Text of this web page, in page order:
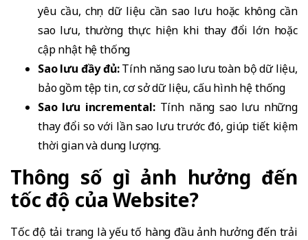
yêu cầu, chọn dữ liệu cần sao lưu hoặc không cần
sao lưu, thường thực hiện khi thay đổi lớn hoặc
cập nhật hệ thống
Sao lưu đầy đủ:Tính năng sao lưu toàn bộ dữ liệu,
bảo gồm tệp tin, cơ sở dữ liệu, cấu hình hệ thống
Sao lưu incremental:Tính năng sao lưu những
thay đổi so với lần sao lưu trước đó, giúp tiết kiệm
thời gian và dung lượng.
Thông số gì ảnh hưởng đến
tốc độ của Website?
Tốc độ tải trang là yếu tố hàng đầu ảnh hưởng đến trải